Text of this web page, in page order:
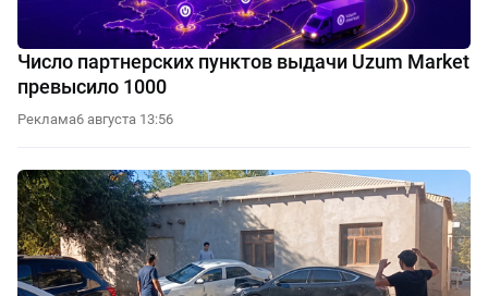
Число партнерских пунктов выдачи Uzum Market
превысило 1000
Реклама6 августа 13:56